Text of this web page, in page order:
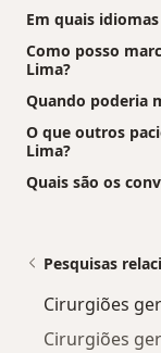
Em quais
Como posso
Lima?
Quando poderia
O que outros
Lima?
Quais são os
Pesquisas
Cirurgiões
Cirurgiões